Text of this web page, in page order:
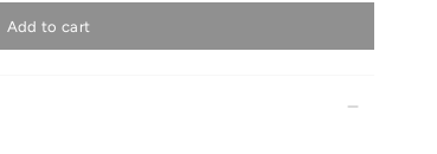
Add to cart